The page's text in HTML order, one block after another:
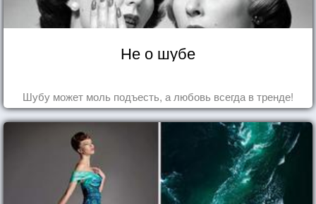
Не о шубе
Шубу может моль подъесть, а любовь всегда в тренде!